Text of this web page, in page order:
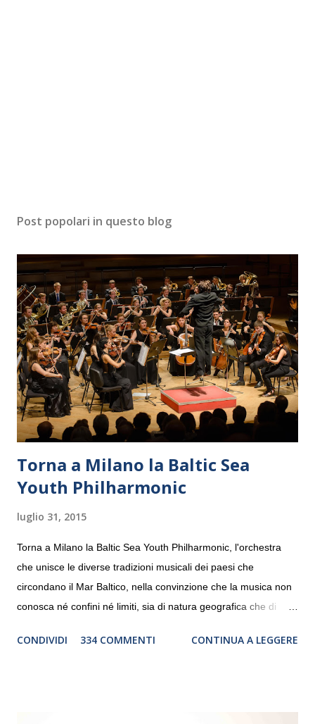
Post popolari in questo blog
Torna a Milano la Baltic Sea
Youth Philharmonic
luglio 31, 2015
Torna a Milano la Baltic Sea Youth Philharmonic, l'orchestra
che unisce le diverse tradizioni musicali dei paesi che
circondano il Mar Baltico, nella convinzione che la musica non
conosca né confini né limiti, sia di natura geografica che di
debutterà il 10 settembre a Heiden, in Germania, e toccherà, in
CONDIVIDI 334 COMMENTI CONTINUA A LEGGERE